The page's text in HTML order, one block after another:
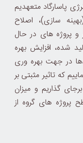
پاسارگاد متعهدیم
سازی)، اصلاح
و پروژه های در حال
شده، افزایش بهره
در جهت بهره وری
که تاثیر مثبتی بر
گذاریم و میزان
های گروه از